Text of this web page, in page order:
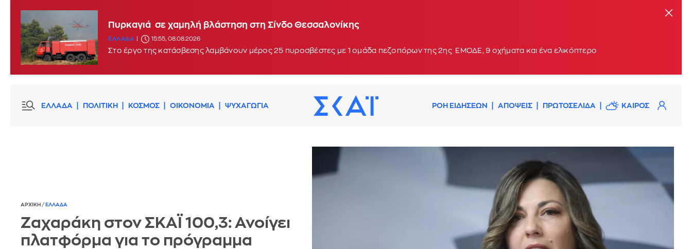
Πυρκαγιά σε χαμηλή βλάστηση στη Σίνδο Θεσσαλονίκης
ΕΛΛΑΔΑ 15:55, 08.08.2026
Στο έργο της κατάσβεσης λαμβάνουν μέρος 25 πυροσβέστες με 1 ομάδα πεζοπόρων της 2ης ΕΜΟΔΕ, 9 οχήματα και ένα ελικόπτερο
ΕΛΛΑΔΑ ΠΟΛΙΤΙΚΗ ΚΟΣΜΟΣ ΟΙΚΟΝΟΜΙΑ ΨΥΧΑΓΩΓΙΑ ΡΟΗ ΕΙΔΗΣΕΩΝ ΑΠΟΨΕΙΣ ΠΡΩΤΟΣΕΛΙΔΑ ΚΑΙΡΟΣ
ΑΡΧΙΚΗ / ΕΛΛΑΔΑ
Ζαχαράκη στον ΣΚΑΪ 100,3: Ανοίγει
πλατφόρμα για το πρόγραμμα